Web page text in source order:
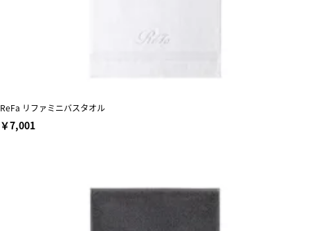
ReFa リファミニバスタオル
￥7,001